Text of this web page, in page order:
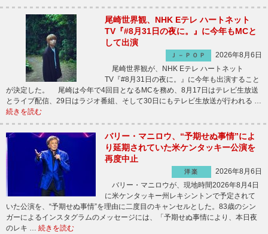
尾崎世界観、NHK Eテレ ハートネット
TV『#8月31日の夜に。』に今年もMCと
して出演
Ｊ－ＰＯＰ
2026年8月6日
尾崎世界観が、NHK Eテレ ハートネット
TV『#8月31日の夜に。』に今年も出演すること
が決定した。 尾崎は今年で4回目となるMCを務め、8月17日はテレビ生放送
とライブ配信、29日はラジオ番組、そして30日にもテレビ生放送が行われる …
続きを読む
バリー・マニロウ、“予期せぬ事情”によ
り延期されていた米ケンタッキー公演を
再度中止
洋楽
2026年8月6日
バリー・マニロウが、現地時間2026年8月4日
に米ケンタッキー州レキシントンで予定されて
いた公演を、“予期せぬ事情”を理由に二度目のキャンセルとした。83歳のシン
ガーによるインスタグラムのメッセージには、「予期せぬ事情により、本日夜
のレキ … 続きを読む